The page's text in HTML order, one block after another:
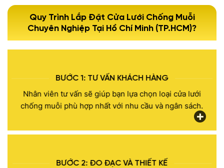
Quy Trình Lắp Đặt Cửa Lưới Chống Muỗi
Chuyên Nghiệp Tại Hồ Chí Minh (TP.HCM)?
BƯỚC 1: TƯ VẤN KHÁCH HÀNG
Nhân viên tư vấn sẽ giúp bạn lựa chọn loại cửa lưới
chống muỗi phù hợp nhất với nhu cầu và ngân sách.
BƯỚC 2: ĐO ĐẠC VÀ THIẾT KẾ